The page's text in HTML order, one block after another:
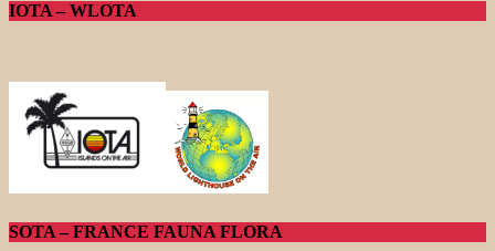
IOTA – WLOTA
SOTA – FRANCE FAUNA FLORA